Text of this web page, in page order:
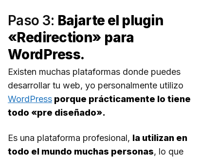
Paso 3: Bajarte el plugin
«Redirection» para
WordPress.
Existen muchas plataformas donde puedes
desarrollar tu web, yo personalmente utilizo
WordPress porque prácticamente lo tiene
todo «pre diseñado».
Es una plataforma profesional, la utilizan en
todo el mundo muchas personas, lo que